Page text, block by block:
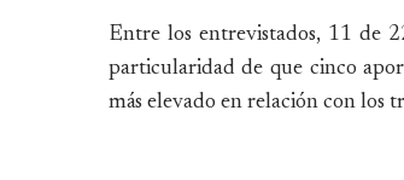
Entre los entrevistados, 11 de
particularidad de que cinco
más elevado en relación con los